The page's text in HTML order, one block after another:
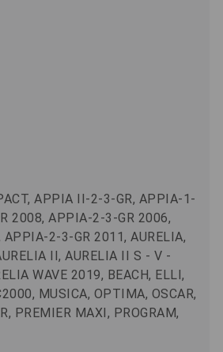
APPIA II-2-3-GR, APPIA-1-
2008, APPIA-2-3-GR 2006,
2-3-GR 2011, AURELIA,
II, AURELIA II S - V -
WAVE 2019, BEACH, ELLI,
MUSICA, OPTIMA, OSCAR,
PREMIER MAXI, PROGRAM,